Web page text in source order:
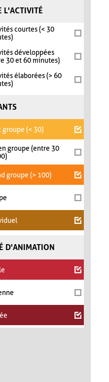
L'ACTIVITÉ
courtes (< 30
développées
30 et 60 minutes)
élaborées (> 60
groupe (< 30)
groupe (entre 30
groupe (> 100)
D'ANIMATION